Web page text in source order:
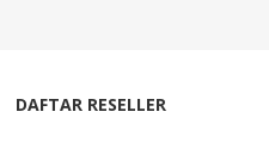
DAFTAR RESELLER